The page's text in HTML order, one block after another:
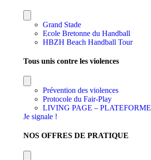
Grand Stade
Ecole Bretonne du Handball
HBZH Beach Handball Tour
Tous unis contre les violences
Prévention des violences
Protocole du Fair-Play
LIVING PAGE – PLATEFORME
Je signale !
NOS OFFRES DE PRATIQUE